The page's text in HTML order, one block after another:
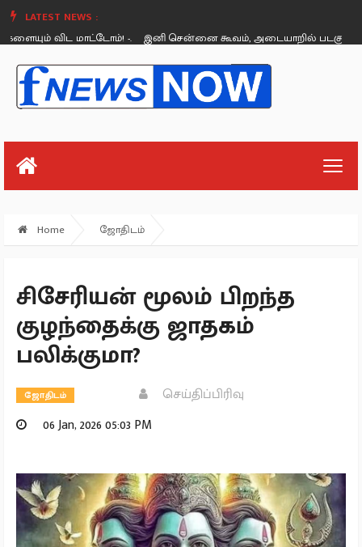
LATEST NEWS :
விட மாட்டோம்! -.
இனி சென்னை கூவம், அடையாறில் படகு சவாரி!
Friday, August 26
Home ஜோதிடம்
சிசேரியன் மூலம் பிறந்த
குழந்தைக்கு ஜாதகம்
பலிக்குமா?
ஜோதிடம்
செய்திப்பிரிவு
06 Jan, 2026 05:03 PM